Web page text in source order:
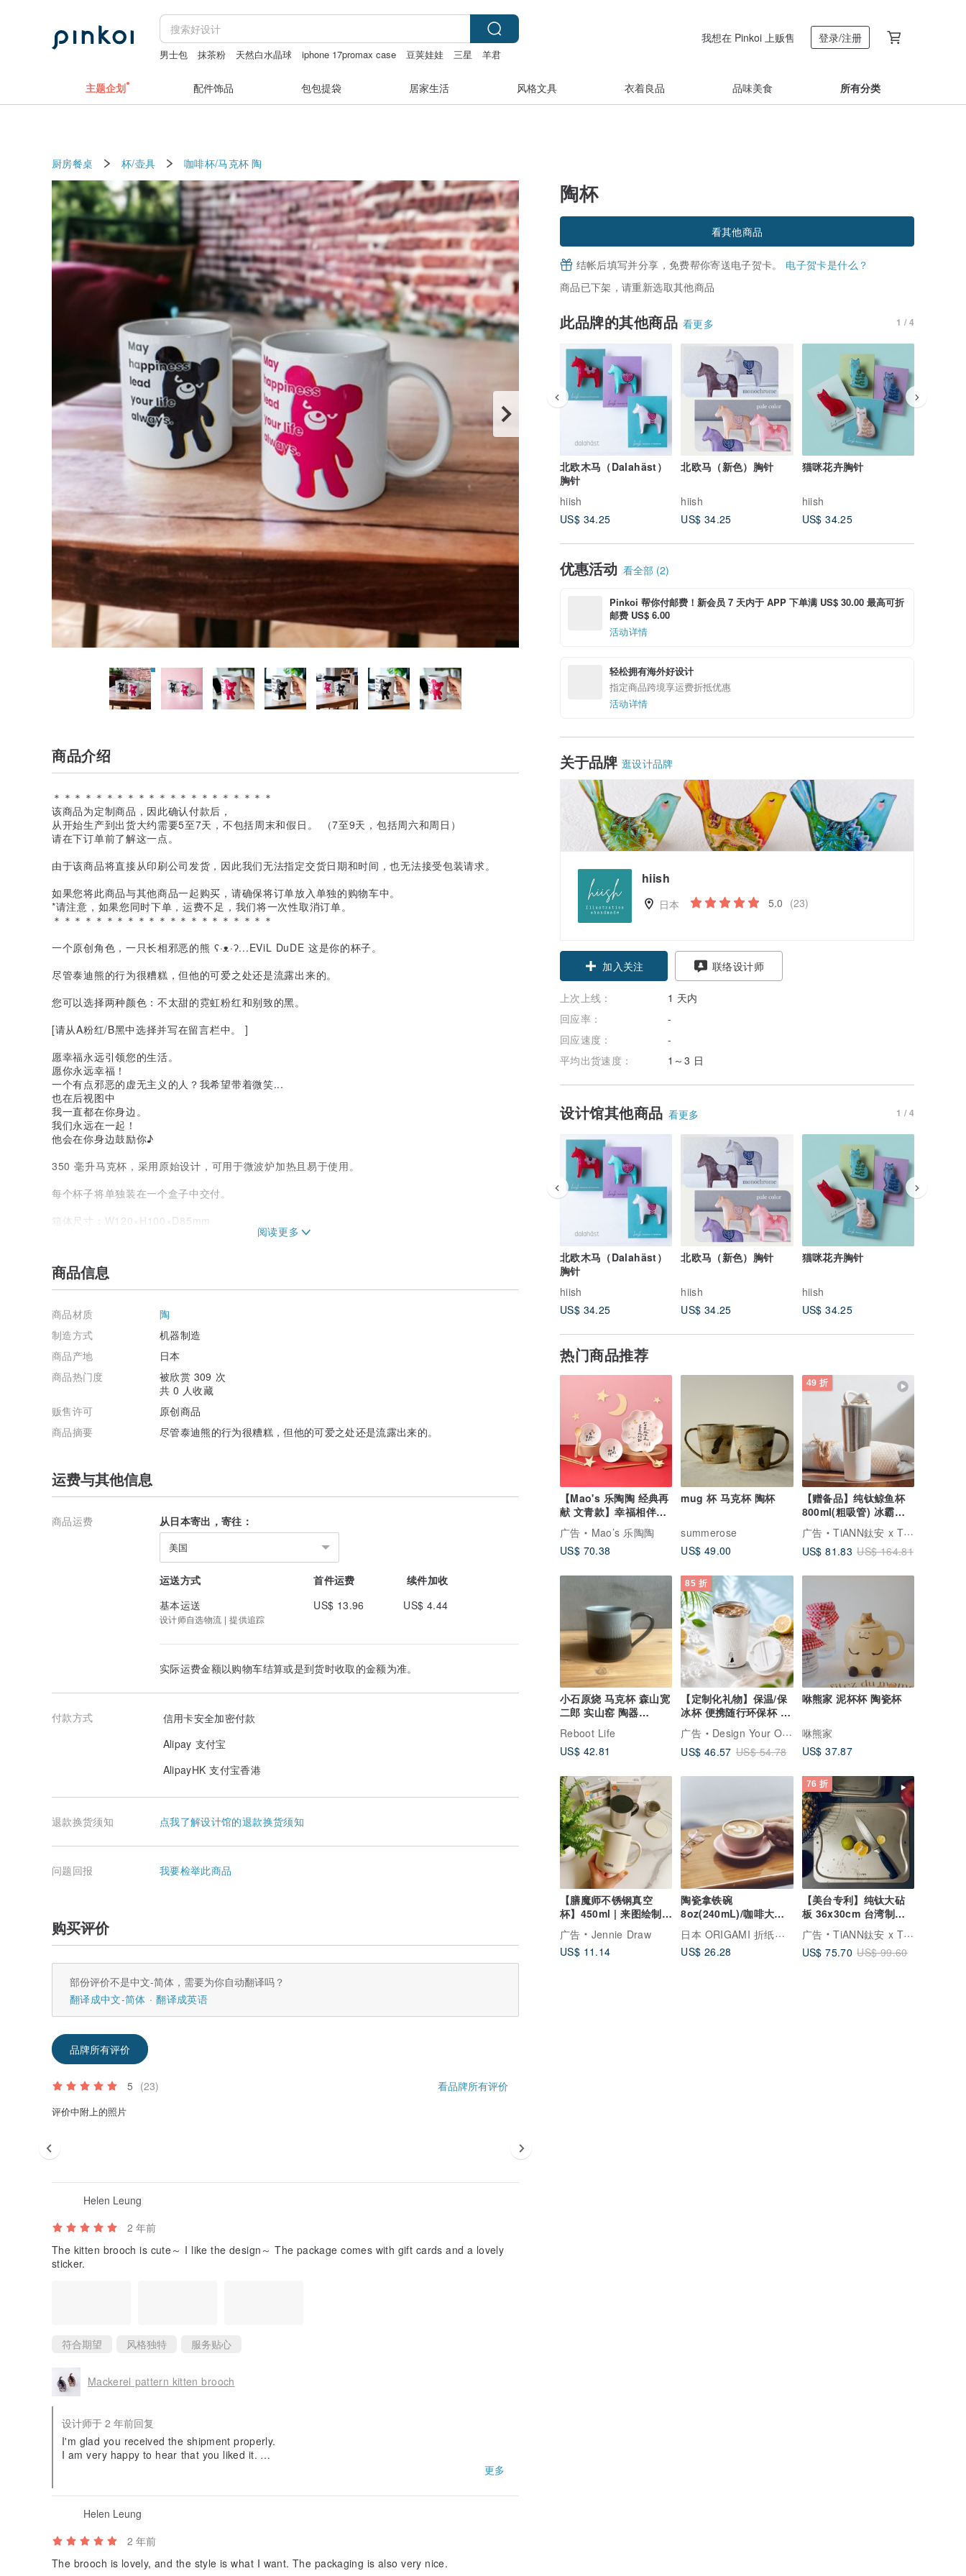
男士包 抹茶粉 天然白水晶球 iphone 17promax case 豆荚娃娃 三星
羊君
我想在 Pinkoi 上贩售 登录/注册
主题企划 配件饰品 包包提袋 居家生活 风格文具 衣着良品 品味美食 所有分类
厨房餐桌 杯/壶具 咖啡杯/马克杯 陶
陶杯
看其他商品
结帐后填写并分享，免费帮你寄送电子贺卡。 电子贺卡是什么？
商品已下架，请重新选取其他商品
此品牌的其他商品 看更多 1 / 4
北欧木马（Dalahäst）
胸针
hiish
US$ 34.25
北欧马（新色）胸针
hiish
US$ 34.25
猫咪花卉胸针
hiish
US$ 34.25
优惠活动 看全部 (2)
Pinkoi 帮你付邮费！新会员 7 天内于 APP 下单满 US$ 30.00 最高可折
邮费 US$ 6.00
活动详情
轻松拥有海外好设计
指定商品跨境享运费折抵优惠
活动详情
关于品牌 逛设计品牌
hiish
日本 5.0 (23)
加入关注 联络设计师
上次上线：
1 天内
回应率：
-
回应速度：
-
平均出货速度：
1～3 日
设计馆其他商品 看更多 1 / 4
北欧木马（Dalahäst）
胸针
hiish
US$ 34.25
北欧马（新色）胸针
hiish
US$ 34.25
猫咪花卉胸针
hiish
US$ 34.25
热门商品推荐
【Mao's 乐陶陶 经典再
献 文青款】幸福相伴汤
筷礼盒组
广告
Mao’s 乐陶陶
US$ 70.38
mug 杯 马克杯 陶杯
summerose
US$ 49.00
49 折
【赠备品】纯钛鲸鱼杯
800ml(粗吸管) 冰霸杯/
吸管杯/饮料杯
广告
TiANN鈦安 x TiKOBO鈦工坊
US$ 81.83 US$ 164.81
小石原烧 马克杯 森山宽
二郎 实山窑 陶器
moriyama-027
Reboot Life
US$ 42.81
85 折
【定制化礼物】保温/保
冰杯 便携随行环保杯 似
颜绘 人像订制
广告
Design Your Own Wine 香港酒瓶雕刻礼品专门店
US$ 46.57 US$ 54.78
咻熊家 泥杯杯 陶瓷杯
咻熊家
US$ 37.87
【膳魔师不锈钢真空
杯】450ml | 来图绘制似
颜绘 保温保冰露营杯
广告
Jennie Draw
US$ 11.14
陶瓷拿铁碗
8oz(240mL)/咖啡大赛
专用规格/拉花/生日礼物
日本 ORIGAMI 折纸滤杯
US$ 26.28
76 折
【美台专利】纯钛大砧
板 36x30cm 台湾制造
(安全无毒/不发霉)
广告
TiANN鈦安 x TiKOBO鈦工坊
US$ 75.70 US$ 99.60
商品介绍
＊＊＊＊＊＊＊＊＊＊＊＊＊＊＊＊＊＊＊＊＊
该商品为定制商品，因此确认付款后，
从开始生产到出货大约需要5至7天，不包括周末和假日。 （7至9天，包括周六和周日）
请在下订单前了解这一点。
由于该商品将直接从印刷公司发货，因此我们无法指定交货日期和时间，也无法接受包装请求。
如果您将此商品与其他商品一起购买，请确保将订单放入单独的购物车中。
*请注意，如果您同时下单，运费不足，我们将一次性取消订单。
＊＊＊＊＊＊＊＊＊＊＊＊＊＊＊＊＊＊＊＊＊
一个原创角色，一只长相邪恶的熊 ʕ·ᴥ·ʔ...EViL DuDE 这是你的杯子。
尽管泰迪熊的行为很糟糕，但他的可爱之处还是流露出来的。
您可以选择两种颜色：不太甜的霓虹粉红和别致的黑。
[请从A粉红/B黑中选择并写在留言栏中。 ]
愿幸福永远引领您的生活。
愿你永远幸福！
一个有点邪恶的虚无主义的人？我希望带着微笑...
也在后视图中
我一直都在你身边。
我们永远在一起！
他会在你身边鼓励你♪
350 毫升马克杯，采用原始设计，可用于微波炉加热且易于使用。
每个杯子将单独装在一个盒子中交付。
箱体尺寸：W120×H100×D85mm
*请注意，包装盒规格如有变更，恕不另行通知。
材质：陶瓷
印刷方式: 热升华转印
重量：约350公克
【使用注意事项】
・初次使用时，请用中性洗涤剂彻底清洗。
- 含有磨料的海绵、金属擦洗剂、清洁剂等可能会损坏主机。
・若发现破损、缺口、裂痕等，请立即停止使用。
・破损的餐具请依照当地的处理标准及时处理。
・使用洗碗机、金属刷、研磨剂等也可能导致打印褪色。
・请勿将本产品用于其用途以外的用途。
・使用烤箱时，请避免直接过热。
【工作注意事项】
・马克杯底部在制作过程中可能会出现轻微的凹痕、缺口、刮痕等，敬请谅解。
-请注意，在杯子制造过程中（烧制过程中），土壤中所含的铁可能会显示为黑点。
*请注意，本产品为订单生产，因此在收到付款或下订单后，我们无法更改型号、设计、取消或更改
*由于此商品为订单生产，通常会在确认付款后 14 天内出货。
请注意，新年和盂兰盆节等假日期间可能需要更长。
*颜色可能与您的显示器不同。
[关于运输]
请注意，如果出现邮寄错误，我们无法对重新发货进行补偿，因此请在下订单之前注意这一点。
我们将严格包装寄出物品，但如果运输过程中出现任何损坏或意外，请在抵达后 3 天内（预定日
请注意，无法指定交货或抵达日期和时间。
商品信息
商品材质
陶
制造方式
机器制造
商品产地
日本
商品热门度
被欣赏 309 次
共 0 人收藏
贩售许可
原创商品
商品摘要
尽管泰迪熊的行为很糟糕，但他的可爱之处还是流露出来的。
运费与其他信息
商品运费 从日本寄出，寄往：
美国
运送方式 首件运费
续件加收
基本运送
US$ 13.96 US$ 4.44
设计师自选物流 | 提供追踪
实际运费金额以购物车结算或是到货时收取的金额为准。
付款方式
信用卡安全加密付款
Alipay 支付宝
AlipayHK 支付宝香港
退款换货须知 点我了解设计馆的退款换货须知
问题回报 我要检举此商品
购买评价
部份评价不是中文-简体，需要为你自动翻译吗？
翻译成中文-简体
翻译成英语
品牌所有评价
5 (23) 看品牌所有评价
评价中附上的照片
Helen Leung
2 年前
The kitten brooch is cute～ I like the design～ The package comes with gift cards and a lovely
sticker.
符合期望 风格独特 服务贴心
Mackerel pattern kitten brooch
设计师于 2 年前回复
I'm glad you received the shipment properly.
I am very happy to hear that you liked it.
I hope you visit my gallery again.
Thank you very much.
更多
Helen Leung
2 年前
The brooch is lovely, and the style is what I want. The packaging is also very nice.